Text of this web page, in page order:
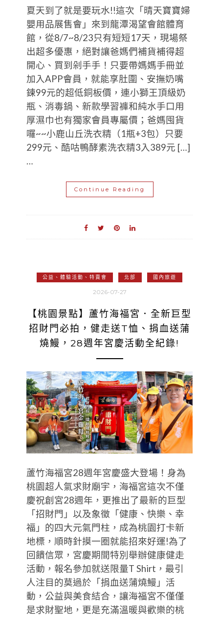
夏天到了就是要玩水!!這次「晴天寶寶婦
嬰用品展售會」來到龍潭渴望會館體育
館，從8/7~8/23只有短短17天，現場祭
出超多優惠，絕對讓爸媽們補貨補得超
開心、買到剁手手！只要帶媽媽手冊並
加入APP會員，就能享肚圍、安撫奶嘴
鍊99元的超低銅板價，連小獅王頂級奶
瓶、消毒鍋、新款學習褲和純水手口用
厚濕巾也有獨家會員專屬價；爸媽囤貨
囉~~小鹿山丘洗衣精（1瓶+3包）只要
299元、酷咕鴨酵素洗衣精3入389元 […]
…
Continue Reading
公益、體驗活動、特賣會 北部 國內旅遊
2026-07-27
【桃園景點】蘆竹海福宮．全新巨型
招財門必拍，健走送T恤、捐血送蒲
燒鰻，28週年宮慶活動全紀錄!
蘆竹海福宮28週年宮慶盛大登場！身為
桃園超人氣求財廟宇，海福宮這次不僅
慶祝創宮28週年，更推出了最新的巨型
「招財門」以及象徵「健康、快樂、幸
福」的四大元氣門柱，成為桃園打卡新
地標，順時針摸一圈就能招來好運!為了
回饋信眾，宮慶期間特別舉辦健康健走
活動，報名參加就送限量T Shirt，最引
人注目的莫過於「捐血送蒲燒鰻」活
動，公益與美食結合，讓海福宮不僅僅
是求財聖地，更是充滿溫暖與歡樂的桃